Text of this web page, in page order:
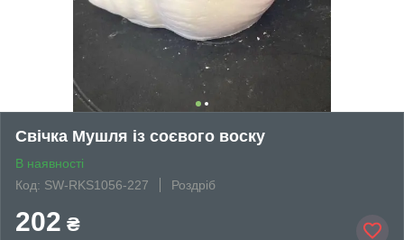
Свічка Мушля із соєвого воску
В наявності
Код: SW-RKS1056-227
Роздріб
202 ₴